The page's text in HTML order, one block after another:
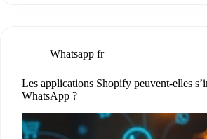
Whatsapp fr
Les applications Shopify peuvent-elles
WhatsApp ?